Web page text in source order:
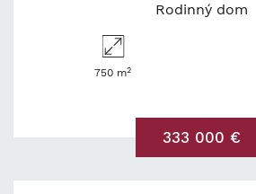
Rodinný dom
750 m2
333 000 €